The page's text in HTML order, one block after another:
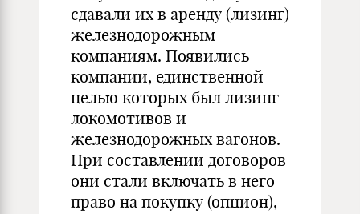
сдавали их в аренду (лизинг)
железнодорожным
компаниям. Появились
компании, единственной
целью которых был лизинг
локомотивов и
железнодорожных вагонов.
При составлении договоров
они стали включать в него
право на покупку (опцион),